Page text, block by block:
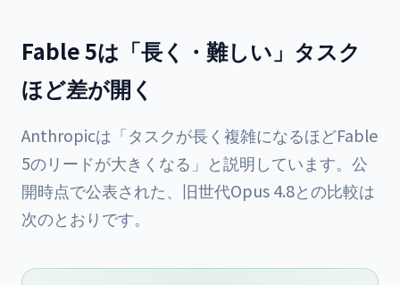
Fable 5は「長く・難しい」タスク
ほど差が開く
Anthropicは「タスクが長く複雑になるほどFable
5のリードが大きくなる」と説明しています。公
開時点で公表された、旧世代Opus 4.8との比較は
次のとおりです。